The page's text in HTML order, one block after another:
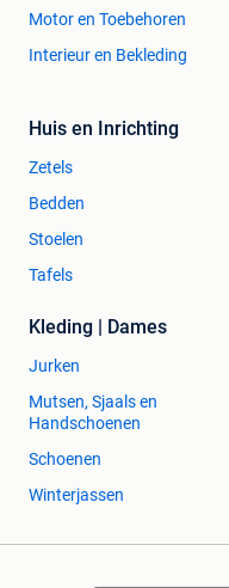
Motor en Toebehoren
Interieur en Bekleding
Huis en Inrichting
Zetels
Bedden
Stoelen
Tafels
Kleding | Dames
Jurken
Mutsen, Sjaals en
Handschoenen
Schoenen
Winterjassen